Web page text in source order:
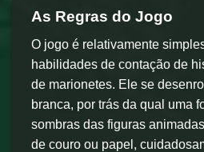
As Regras do Jogo
O jogo é relativamente
habilidades de contação de
de marionetes. Ele se
branca, por trás da qual uma
sombras das figuras
de couro ou papel,